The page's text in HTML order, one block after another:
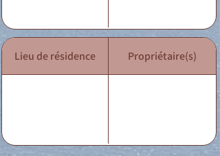
Lieu de résidence Propriétaire(s)